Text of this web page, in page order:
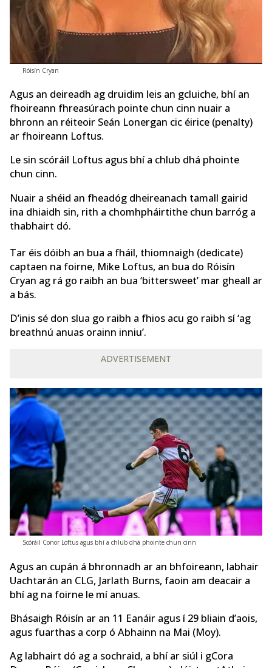
Róisín Cryan
Agus an deireadh ag druidim leis an gcluiche, bhí an
fhoireann fhreasúrach pointe chun cinn nuair a
bhronn an réiteoir Seán Lonergan cic éirice (penalty)
ar fhoireann Loftus.
Le sin scóráil Loftus agus bhí a chlub dhá phointe
chun cinn.
Nuair a shéid an fheadóg dheireanach tamall gairid
ina dhiaidh sin, rith a chomhpháirtithe chun barróg a
thabhairt dó.
Tar éis dóibh an bua a fháil, thiomnaigh (dedicate)
captaen na foirne, Mike Loftus, an bua do Róisín
Cryan ag rá go raibh an bua ‘bittersweet’ mar gheall ar
a bás.
D’inis sé don slua go raibh a fhios acu go raibh sí ‘ag
breathnú anuas orainn inniu’.
ADVERTISEMENT
Scóráil Conor Loftus agus bhí a chlub dhá phointe chun cinn
Agus an cupán á bhronnadh ar an bhfoireann, labhair
Uachtarán an CLG, Jarlath Burns, faoin am deacair a
bhí ag na foirne le mí anuas.
Bhásaigh Róisín ar an 11 Eanáir agus í 29 bliain d’aois,
agus fuarthas a corp ó Abhainn na Mai (Moy).
Ag labhairt dó ag a sochraid, a bhí ar siúl i gCora